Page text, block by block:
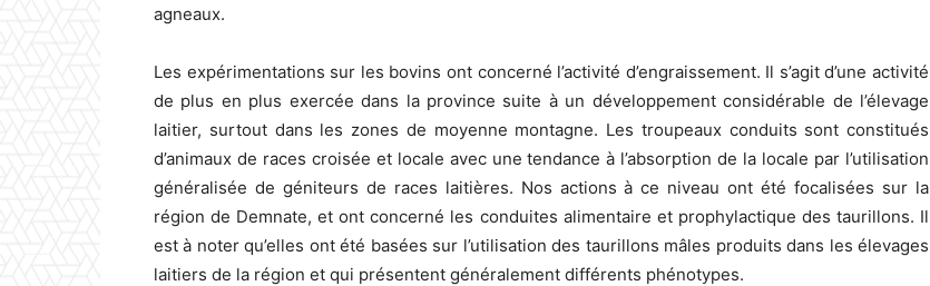
agneaux.
Les expérimentations sur les bovins ont concerné l’activité d’engraissement. Il s’agit d’une activité
de plus en plus exercée dans la province suite à un développement considérable de l’élevage
laitier, surtout dans les zones de moyenne montagne. Les troupeaux conduits sont constitués
d’animaux de races croisée et locale avec une tendance à l’absorption de la locale par l’utilisation
généralisée de géniteurs de races laitières. Nos actions à ce niveau ont été focalisées sur la
région de Demnate, et ont concerné les conduites alimentaire et prophylactique des taurillons. Il
est à noter qu’elles ont été basées sur l’utilisation des taurillons mâles produits dans les élevages
laitiers de la région et qui présentent généralement différents phénotypes.